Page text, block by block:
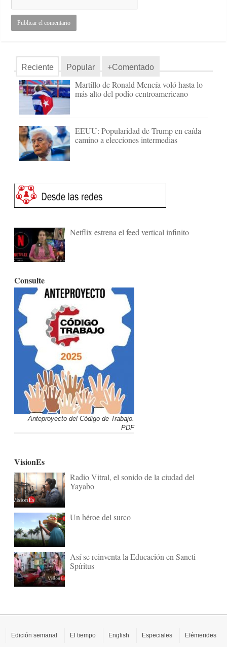
Reciente Popular +Comentado
Martillo de Ronald Mencía voló hasta lo
más alto del podio centroamericano
EEUU: Popularidad de Trump en caída
camino a elecciones intermedias
Netflix estrena el feed vertical infinito
Consulte
Anteproyecto del Código de Trabajo.
PDF
VisionEs
Radio Vitral, el sonido de la ciudad del
Yayabo
Un héroe del surco
Así se reinventa la Educación en Sancti
Spíritus
Edición semanal El tiempo English Especiales Efémerides